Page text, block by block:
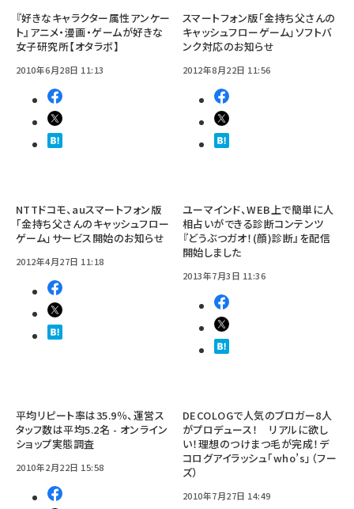
『好きなキャラクター属性アンケー
ト』アニメ・漫画・ゲームが好きな
女子研究所【オタラボ】
2010年6月28日 11:13
スマートフォン版「金持ち父さんの
キャッシュフローゲーム」ソフトバ
ンク対応のお知らせ
2012年8月22日 11:56
NTTドコモ、auスマートフォン版
「金持ち父さんのキャッシュフロー
ゲーム」サービス開始のお知らせ
2012年4月27日 11:18
ユーマインド、WEB上で簡単に人
相占いができる診断コンテンツ
『どうぶつガオ！(顔)診断』を配信
開始しました
2013年7月3日 11:36
平均リピート率は35.9％、運営ス
タッフ数は平均5.2名 - オンライン
ショップ実態調査
2010年2月22日 15:58
DECOLOGで人気のブロガー8人
がプロデュース！ リアルに欲し
い！理想のつけまつ毛が完成！デ
コログアイラッシュ「who’s」（フー
ズ）
2010年7月27日 14:49